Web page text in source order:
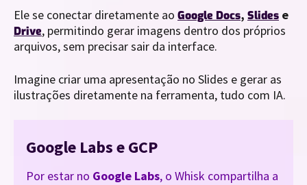
Ele se conectar diretamente ao Google Docs, Slides e
Drive, permitindo gerar imagens dentro dos próprios
arquivos, sem precisar sair da interface.
Imagine criar uma apresentação no Slides e gerar as
ilustrações diretamente na ferramenta, tudo com IA.
Google Labs e GCP
Por estar no Google Labs, o Whisk compartilha a